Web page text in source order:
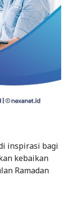
inspirasi bagi
kebaikan
Ramadan